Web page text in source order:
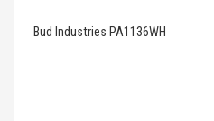
Bud Industries PA1136WH